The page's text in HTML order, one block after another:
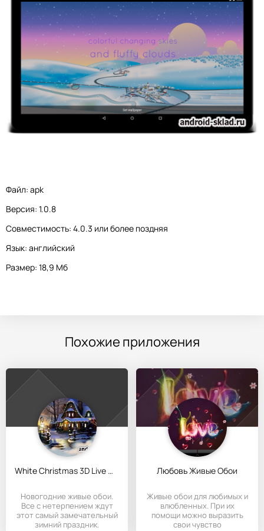
Файл: apk
Версия: 1.0.8
Совместимость: 4.0.3 или более поздняя
Язык: английский
Размер: 18,9 Мб
Похожие приложения
White Christmas 3D Live Wall
Новогодние живые обои.
Все с нетерпением ждут
этот самый замечательный
зимний праздник.
Любовь Живые Обои
Живые обои для любимых и
влюбленных. При их
помощи можно выразить
свои чувство